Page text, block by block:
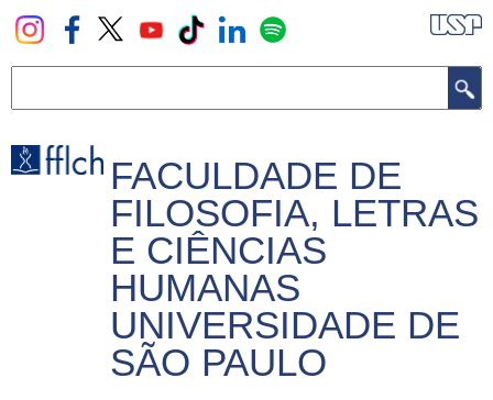
Pular
para
principal
FACULDADE DE
FILOSOFIA, LETRAS
E CIÊNCIAS
HUMANAS
UNIVERSIDADE DE
SÃO PAULO